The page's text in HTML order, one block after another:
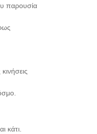
παρουσία
κάτι.